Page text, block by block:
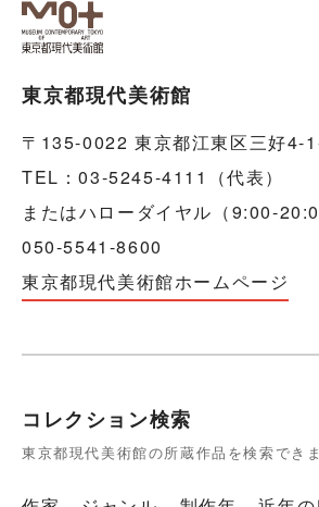
東京都現代美術館
〒135-0022 東京都江東区三好4-
TEL：03-5245-4111（代表）
またはハローダイヤル（9:00-
050-5541-8600
東京都現代美術館ホームページ
コレクション検索
東京都現代美術館の所蔵作品を検索でき